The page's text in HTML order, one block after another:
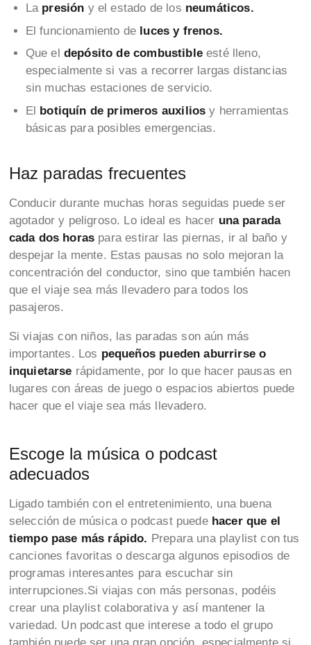
La presión y el estado de los neumáticos.
El funcionamiento de luces y frenos.
Que el depósito de combustibleesté lleno,
especialmente si vas a recorrer largas distancias
sin muchas estaciones de servicio.
El botiquín de primeros auxilios y herramientas
básicas para posibles emergencias.
Haz paradas frecuentes
Conducir durante muchas horas seguidas puede ser
agotador y peligroso. Lo ideal es hacer una parada
cada dos horas para estirar las piernas, ir al baño y
despejar la mente. Estas pausas no solo mejoran la
concentración del conductor, sino que también hacen
que el viaje sea más llevadero para todos los
pasajeros.
Si viajas con niños, las paradas son aún más
importantes. Los pequeños pueden aburrirse o
inquietarse rápidamente, por lo que hacer pausas en
lugares con áreas de juego o espacios abiertos puede
hacer que el viaje sea más llevadero.
Escoge la música o podcast
adecuados
Ligado también con el entretenimiento, una buena
selección de música o podcast puede hacer que el
tiempo pase más rápido. Prepara una playlist con tus
canciones favoritas o descarga algunos episodios de
programas interesantes para escuchar sin
interrupciones.Si viajas con más personas, podéis
crear una playlist colaborativa y así mantener la
variedad. Un podcast que interese a todo el grupo